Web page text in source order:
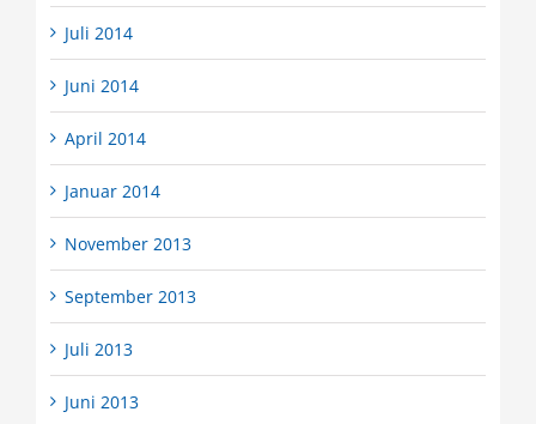
Juli 2014
Juni 2014
April 2014
Januar 2014
November 2013
September 2013
Juli 2013
Juni 2013